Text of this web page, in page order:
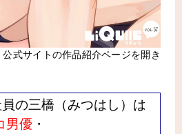
式サイトの作品紹介ページを開き
の三橋（みつはし）は
男優 ・